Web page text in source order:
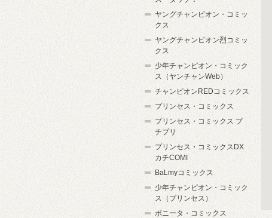
ヤングチャンピオン・コミッ
クス
ヤングチャンピオン烈コミッ
クス
少年チャンピオン・コミック
ス（ヤンチャンWeb）
チャンピオンREDコミックス
プリンセス・コミックス
プリンセス・コミックス プ
チプリ
プリンセス・コミックスDX
カチCOMI
BaLmyコミックス
少年チャンピオン・コミック
ス（プリンセス）
ボニータ・コミックス